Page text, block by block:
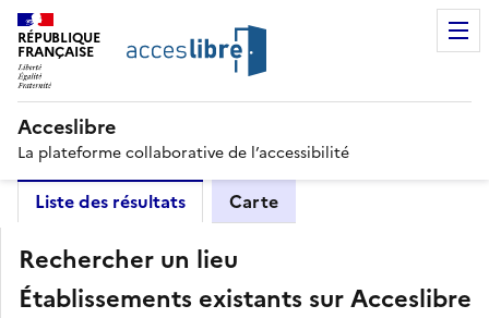
RÉPUBLIQUE
FRANÇAISE
Acceslibre
La plateforme collaborative de l’accessibilité
Liste des résultats Carte
Rechercher un lieu
Établissements existants sur Acceslibre